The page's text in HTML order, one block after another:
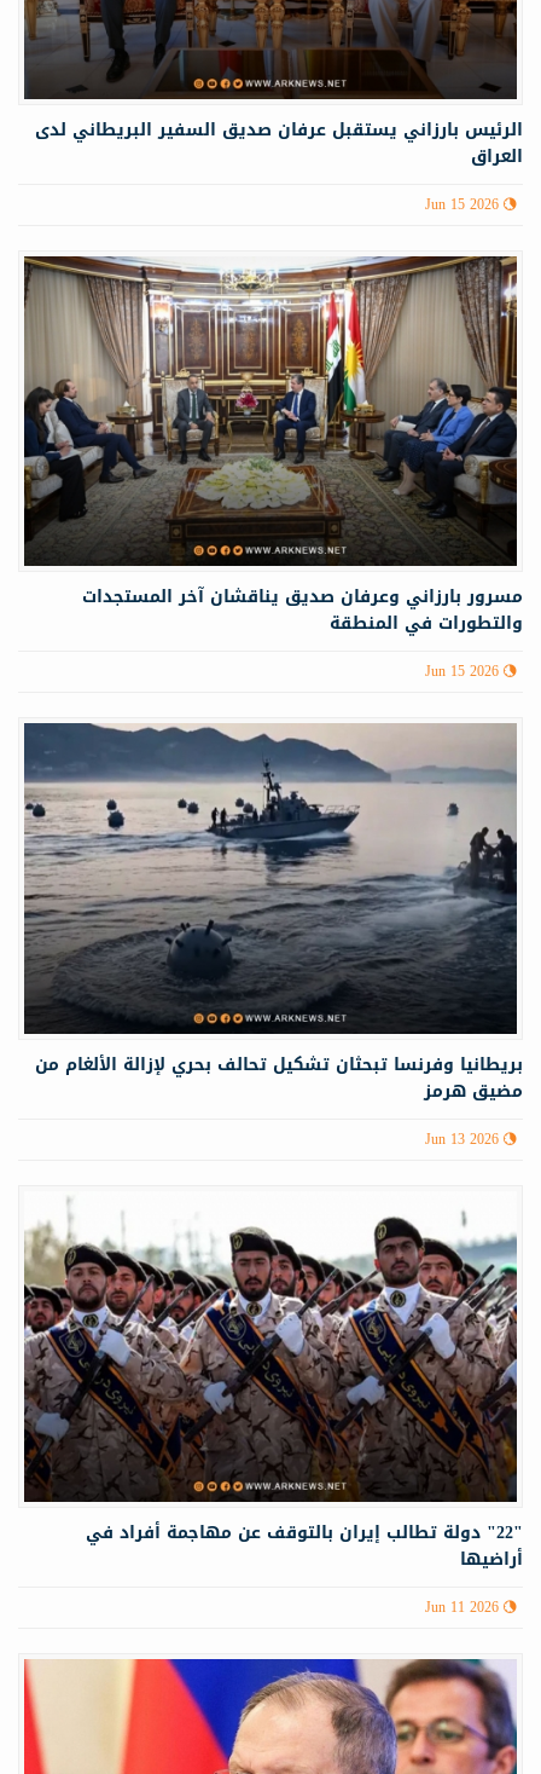
الرئيس بارزاني يستقبل عرفان صديق السفير البريطاني لدى
العراق
Jun 15 2026
مسرور بارزاني وعرفان صديق يناقشان آخر المستجدات
والتطورات في المنطقة
Jun 15 2026
بريطانيا وفرنسا تبحثان تشكيل تحالف بحري لإزالة الألغام من
مضيق هرمز
Jun 13 2026
"22" دولة تطالب إيران بالتوقف عن مهاجمة أفراد في
أراضيها
Jun 11 2026